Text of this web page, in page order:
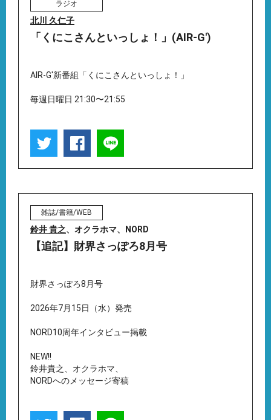
ラジオ
北川 久仁子
「くにこさんといっしょ！」(AIR-G')
AIR-G'新番組「くにこさんといっしょ！」
毎週日曜日 21:30〜21:55
雑誌/書籍/WEB
鈴井 貴之、オクラホマ、NORD
【追記】財界さっぽろ8月号
財界さっぽろ8月号
2026年7月15日（水）発売
NORD10周年インタビュー掲載
NEW!!
鈴井貴之、オクラホマ、
NORDへのメッセージ寄稿